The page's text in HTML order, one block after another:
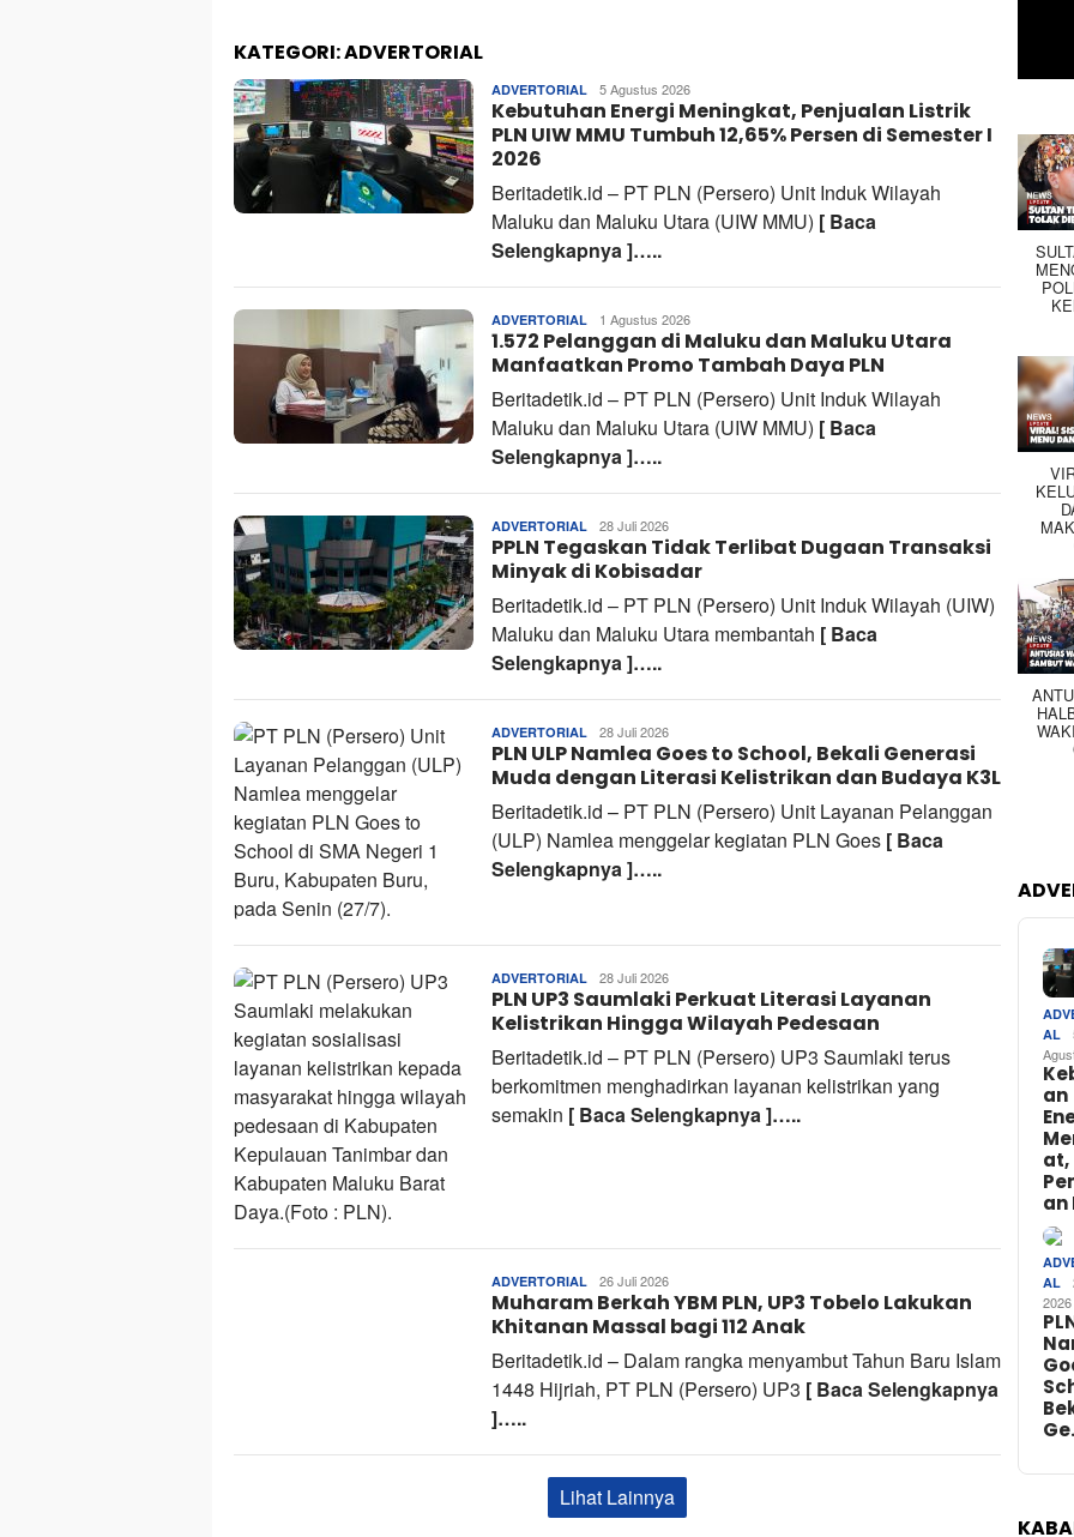
KATEGORI:ADVERTORIAL
ADVERTORIAL Tim
Redaksi
5 Agustus 2026
Kebutuhan Energi Meningkat, Penjualan Listrik
PLN UIW MMU Tumbuh 12,65% Persen di Semester I
2026
Beritadetik.id – PT PLN (Persero) Unit Induk Wilayah
Maluku dan Maluku Utara (UIW MMU) [ Baca
Selengkapnya ]…..
ADVERTORIAL Tim
Redaksi
1 Agustus 2026
1.572 Pelanggan di Maluku dan Maluku Utara
Manfaatkan Promo Tambah Daya PLN
Beritadetik.id – PT PLN (Persero) Unit Induk Wilayah
Maluku dan Maluku Utara (UIW MMU) [ Baca
Selengkapnya ]…..
ADVERTORIAL Tim
Redaksi
28 Juli 2026
PPLN Tegaskan Tidak Terlibat Dugaan Transaksi
Minyak di Kobisadar
Beritadetik.id – PT PLN (Persero) Unit Induk Wilayah (UIW)
Maluku dan Maluku Utara membantah [ Baca
Selengkapnya ]…..
ADVERTORIAL Tim
Redaksi
28 Juli 2026
PLN ULP Namlea Goes to School, Bekali Generasi
Muda dengan Literasi Kelistrikan dan Budaya K3L
Beritadetik.id – PT PLN (Persero) Unit Layanan Pelanggan
(ULP) Namlea menggelar kegiatan PLN Goes [ Baca
Selengkapnya ]…..
ADVERTORIAL Tim
Redaksi
28 Juli 2026
PLN UP3 Saumlaki Perkuat Literasi Layanan
Kelistrikan Hingga Wilayah Pedesaan
Beritadetik.id – PT PLN (Persero) UP3 Saumlaki terus
berkomitmen menghadirkan layanan kelistrikan yang
semakin [ Baca Selengkapnya ]…..
ADVERTORIAL Tim
Redaksi
26 Juli 2026
Muharam Berkah YBM PLN, UP3 Tobelo Lakukan
Khitanan Massal bagi 112 Anak
Beritadetik.id – Dalam rangka menyambut Tahun Baru Islam
1448 Hijriah, PT PLN (Persero) UP3 [ Baca Selengkapnya
]…..
Lihat Lainnya
AL
an
at,
an
AL
2026